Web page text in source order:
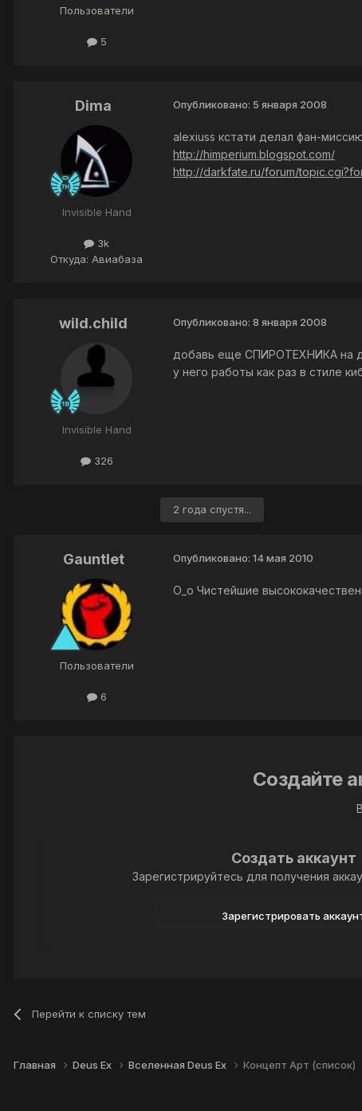
Пользователи
5
Dima
Invisible Hand
3k
Откуда: Авиабаза
Опубликовано: 5 января 2008
alexiuss кстати делал фан-
http://himperium.blogspot.com/
http://darkfate.ru/forum/
wild.child
Invisible Hand
326
Опубликовано: 8 января 2008
добавь еще СПИРОТЕХНИКА на
у него работы как раз в стиле
2 года спустя...
Gauntlet
Пользователи
6
Опубликовано: 14 мая 2010
О_о Чистейшие
Создайте
Создать аккаунт
Зарегистрируйтесь для получения
Зарегистрировать
Перейти к списку тем
Главная Deus Ex Вселенная Deus Ex Концепт Арт (список)